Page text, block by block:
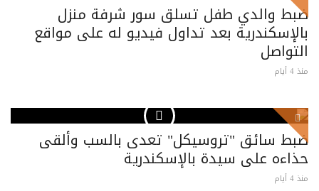
ضبط والدي طفل تسلق سور شرفة منزل
بالإسكندرية بعد تداول فيديو له على مواقع
التواصل
منذ 4 أيام
ضبط سائق "تروسيكل" تعدى بالسب وألقى
حذاءه على سيدة بالإسكندرية
منذ 4 أيام